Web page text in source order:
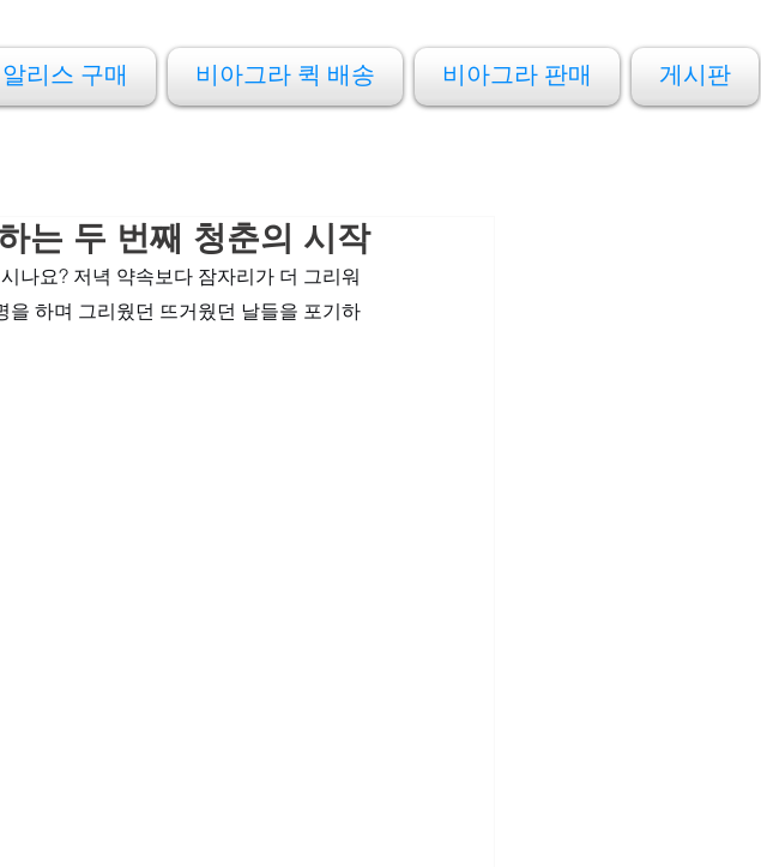
리스 구매 비아그라 퀵 배송 비아그라 판매 게시판
는 두 번째 청춘의 시작
나요? 저녁 약속보다 잠자리가 더 그리워
하며 그리웠던 뜨거웠던 날들을 포기하